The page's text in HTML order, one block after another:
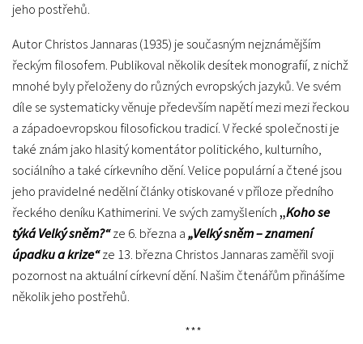
jeho postřehů.
Autor Christos Jannaras (1935) je současným nejznámějším
řeckým filosofem. Publikoval několik desítek monografií, z nichž
mnohé byly přeloženy do různých evropských jazyků. Ve svém
díle se systematicky věnuje především napětí mezi mezi řeckou
a západoevropskou filosofickou tradicí. V řecké společnosti je
také znám jako hlasitý komentátor politického, kulturního,
sociálního a také církevního dění. Velice populární a čtené jsou
jeho pravidelné nedělní články otiskované v příloze předního
řeckého deníku Kathimerini. Ve svých zamyšleních„Koho se
týká Velký sněm?“ze 6. března a„Velký sněm – znamení
úpadku a krize“ze 13. března Christos Jannaras zaměřil svoji
pozornost na aktuální církevní dění. Našim čtenářům přinášíme
několik jeho postřehů.
***